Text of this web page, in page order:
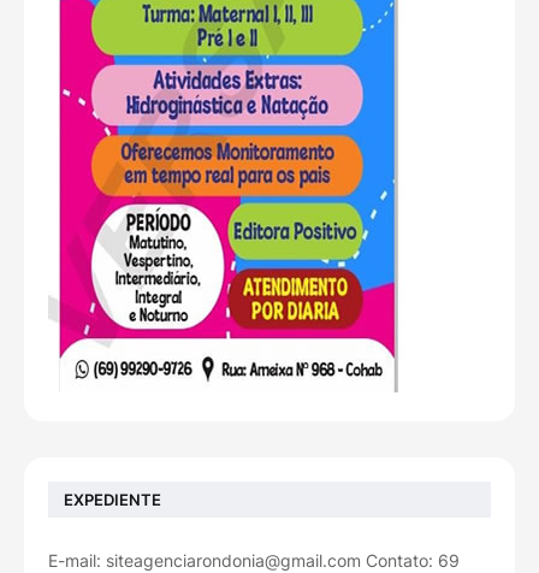
EXPEDIENTE
E-mail: siteagenciarondonia@gmail.com Contato: 69